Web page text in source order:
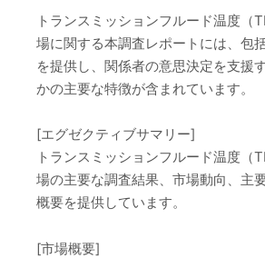
トランスミッションフルード温度（
場に関する本調査レポートには、包
を提供し、関係者の意思決定を支援
かの主要な特徴が含まれています。
[エグゼクティブサマリー]
トランスミッションフルード温度（
場の主要な調査結果、市場動向、主
概要を提供しています。
[市場概要]